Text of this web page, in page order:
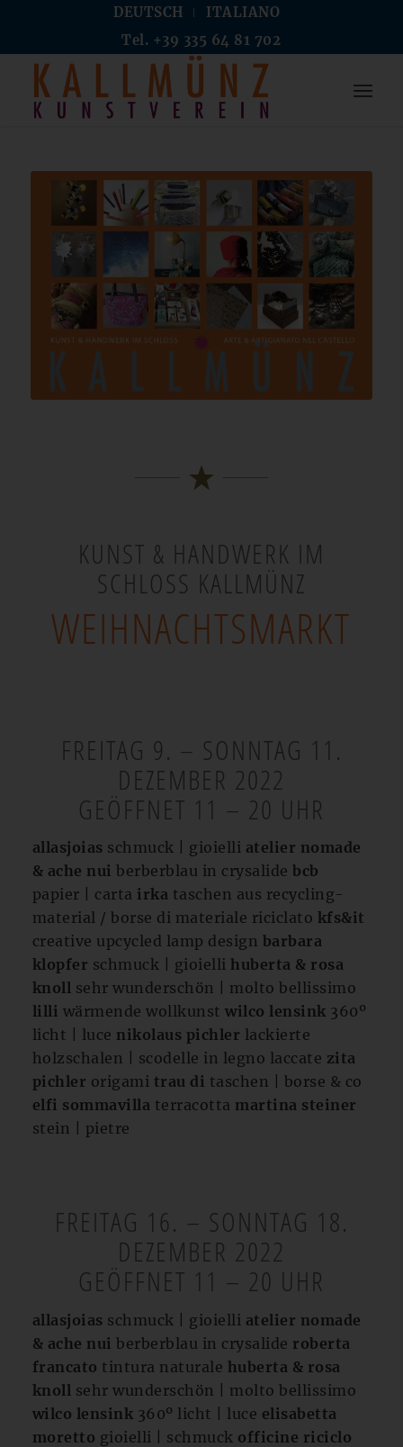
DEUTSCH
ITALIANO
Tel. +39 335 64 81 702
KUNST & HANDWERK IM
SCHLOSS KALLMÜNZ
WEIHNACHTSMARKT
FREITAG 9. – SONNTAG 11.
DEZEMBER 2022
GEÖFFNET 11 – 20 UHR
allasjoias schmuck | gioielli atelier nomade
& ache nuiberberblau in crysalidebcb
papier | carta irka taschen aus recycling-
material / borse di materiale riciclato kfs&it
creative upcycled lamp design barbara
klopfer schmuck | gioielli huberta & rosa
knoll sehr wunderschön | molto bellissimo
lilli wärmende wollkunstwilco lensink 360º
licht | luce nikolaus pichler lackierte
holzschalen | scodelle in legno laccate zita
pichler origami trau di taschen | borse & co
elfi sommavilla terracotta martina steiner
stein | pietre
FREITAG 16. – SONNTAG 18.
DEZEMBER 2022
GEÖFFNET 11 – 20 UHR
allasjoias schmuck | gioielli atelier nomade
& ache nuiberberblau in crysalide roberta
francato tintura naturale huberta & rosa
knoll sehr wunderschön | molto bellissimo
wilco lensink 360º licht | luce elisabetta
moretto gioielli | schmuck officine riciclo